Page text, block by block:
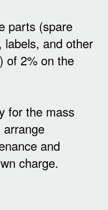
parts (spare
labels, and other
of 2% on the
for the mass
and
charge.